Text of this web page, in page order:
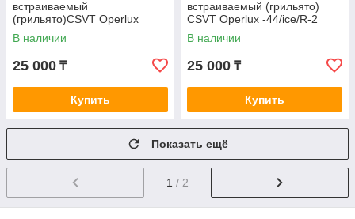
встраиваемый
(грильято)CSVT Operlux
-44/prisma
В наличии
25 000 ₸
Купить
встраиваемый (грильято)
CSVT Operlux -44/ice/R-2
В наличии
25 000 ₸
Купить
Показать ещё
1 / 2